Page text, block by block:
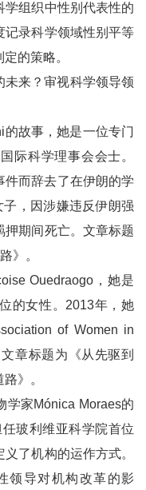
学组织中性别代表性的
记录科学领域性别平等
的策略。
来？审视科学领导领
故事，她是一位专门
际科学理事会会士。
件而辞去了在伊朗的学
，因涉嫌违反伊朗强
押期间死亡。文章标题
》。
Ouedraogo，她是
的女性。2013年，她
of Women in
章标题为《从先驱到
》。
学家Mónica Moraes的
玻利维亚科学院首位
了机构的运作方式。
领导对机构改革的影